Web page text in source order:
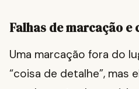
Falhas de marcação e
Uma marcação fora do
“coisa de detalhe”, mas